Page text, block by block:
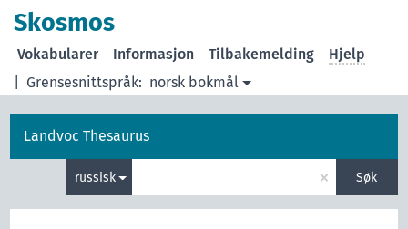
Skosmos
Grensesnittspråk: norsk bokmål
Vokabularer Informasjon Tilbakemelding Hjelp
Landvoc Thesaurus
russisk × Søk